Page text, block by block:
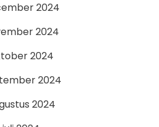
2024
2024
2024
2024
2024